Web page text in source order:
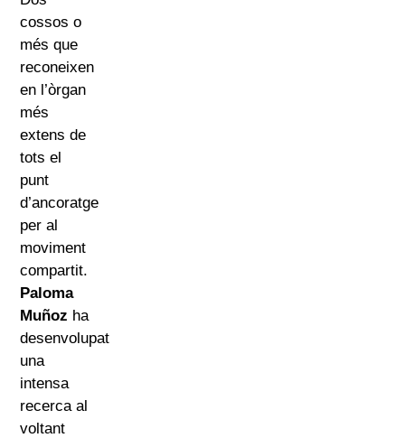
cossos o
més que
reconeixen
en l’òrgan
més
extens de
tots el
punt
d’ancoratge
per al
moviment
compartit.
Paloma
Muñoz ha
desenvolupat
una
intensa
recerca al
voltant